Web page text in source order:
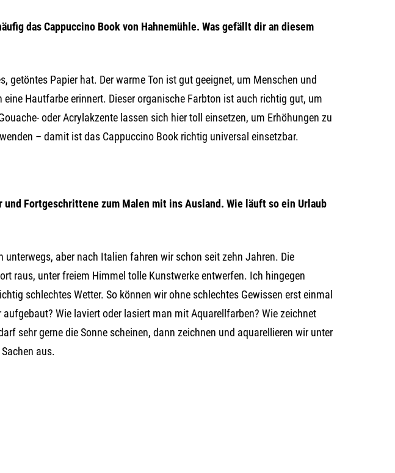
das Cappuccino Book von Hahnemühle. Was gefällt dir an diesem
getöntes Papier hat. Der warme Ton ist gut geeignet, um Menschen und
Hautfarbe erinnert. Dieser organische Farbton ist auch richtig gut, um
oder Acrylakzente lassen sich hier toll einsetzen, um Erhöhungen zu
– damit ist das Cappuccino Book richtig universal einsetzbar.
Fortgeschrittene zum Malen mit ins Ausland. Wie läuft so ein Urlaub
aber nach Italien fahren wir schon seit zehn Jahren. Die
raus, unter freiem Himmel tolle Kunstwerke entwerfen. Ich hingegen
schlechtes Wetter. So können wir ohne schlechtes Gewissen erst einmal
Wie laviert oder lasiert man mit Aquarellfarben? Wie zeichnet
sehr gerne die Sonne scheinen, dann zeichnen und aquarellieren wir unter
aus.